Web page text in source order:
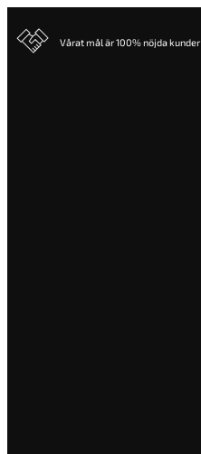
Vårat mål är 100% nöjda kunder